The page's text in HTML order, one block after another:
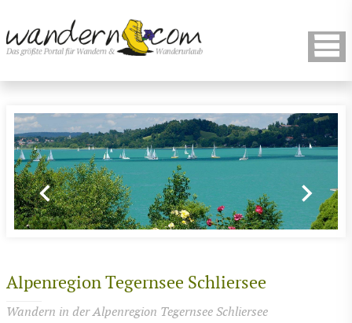
Alpenregion Tegernsee Schliersee
Wandern in der Alpenregion Tegernsee Schliersee